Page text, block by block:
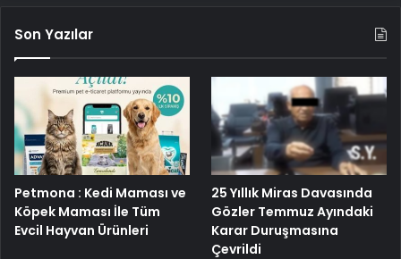
Son Yazılar
Petmona : Kedi Maması ve
Köpek Maması İle Tüm
Evcil Hayvan Ürünleri
25 Yıllık Miras Davasında
Gözler Temmuz Ayındaki
Karar Duruşmasına
Çevrildi